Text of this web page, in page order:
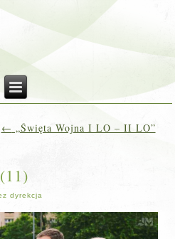
← „Święta Wojna I LO – II LO”
dyrekcja